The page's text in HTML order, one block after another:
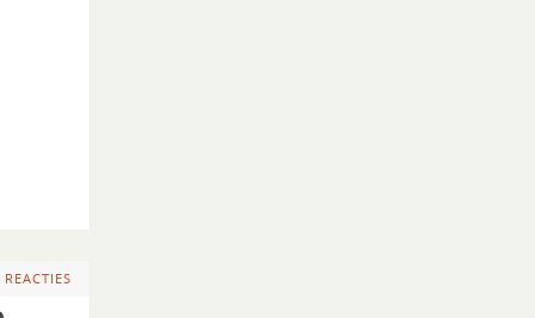
REACTIES